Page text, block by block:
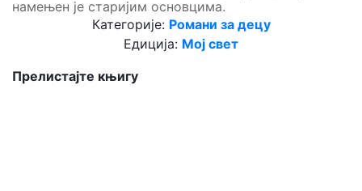
намењен је старијим основцима.
Категорије: Романи за децу
Едиција: Мој свет
Прелистајте књигу